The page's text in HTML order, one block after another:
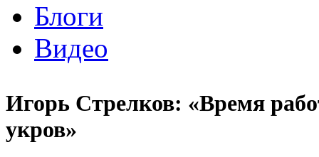
Блоги
Видео
Игорь Стрелков: «Время
укров»